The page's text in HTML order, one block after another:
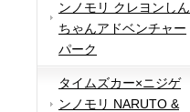
ンノモリ クレヨンしん
ちゃんアドベンチャー
パーク
タイムズカー×ニジゲ
ンノモリ NARUTO &